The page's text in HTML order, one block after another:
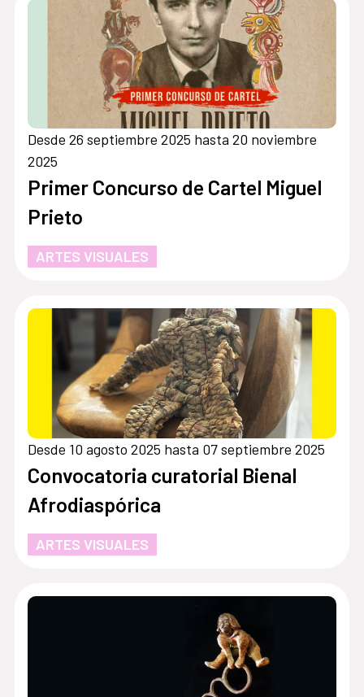
Desde 26 septiembre 2025 hasta 20 noviembre
2025
Primer Concurso de Cartel Miguel
Prieto
ARTES VISUALES
Desde 10 agosto 2025 hasta 07 septiembre 2025
Convocatoria curatorial Bienal
Afrodiaspórica
ARTES VISUALES